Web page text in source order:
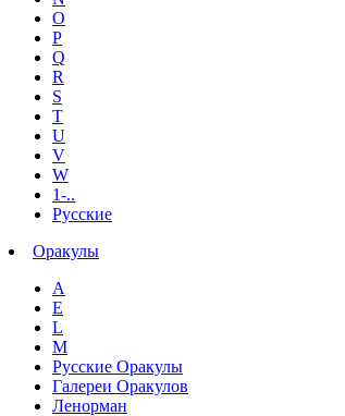
O
P
Q
R
S
T
U
V
W
1-..
Русские
Оракулы
A
E
L
M
Русские Оракулы
Галереи Оракулов
Ленорман